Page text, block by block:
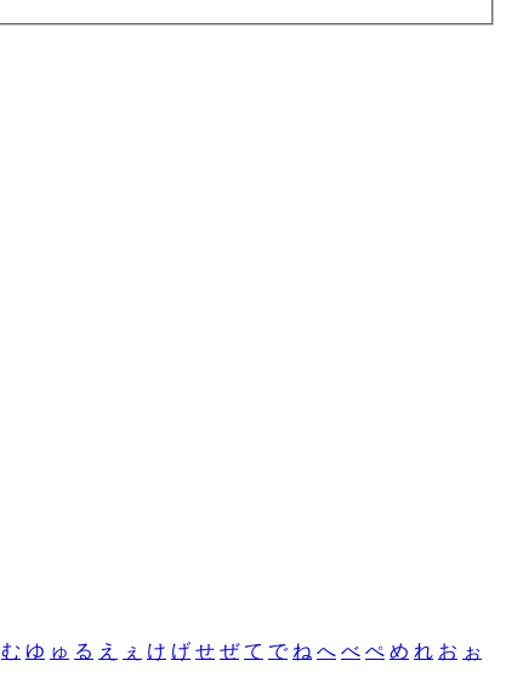
む ゆ ゅ る え ぇ け げ せ ぜ て で ね へ べ ぺ め れ お ぉ